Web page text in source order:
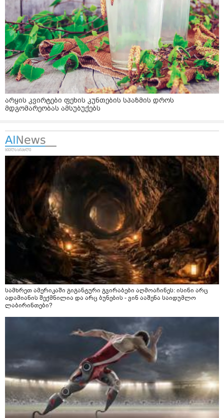
არყის კვირტები ფეხის კუნთების სპაზმის დროს
მდგომარეობას ამსუბუქებს
სამხრეთ ამერიკაში გიგანტური გვირაბები აღმოაჩინეს: ისინი არც
ადამიანის შექმნილია და არც ბუნების - ვინ ააშენა საიდუმლო
ლაბირინთები?